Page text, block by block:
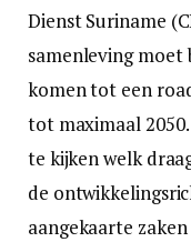
Dienst Suriname
samenleving
komen tot een
tot maximaal
te kijken welk
de
aangekaarte